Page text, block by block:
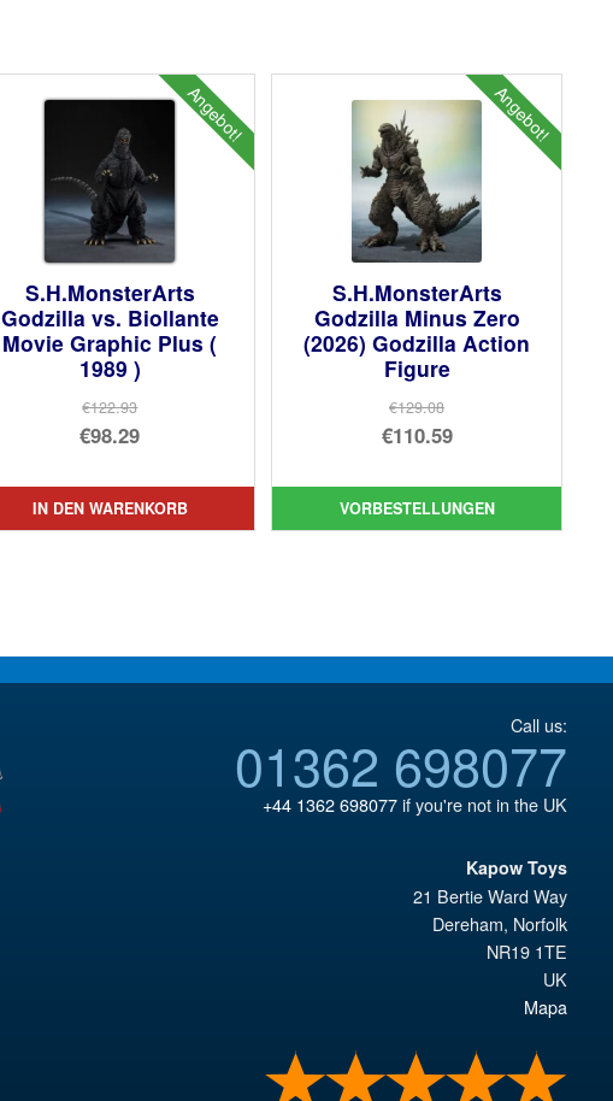
Angebot!
S.H.MonsterArts
Godzilla vs. Biollante
Movie Graphic Plus (
1989 )
€122.93
Ursprünglicher
war:
€122.93
€98.29
Preis
ist:
IN DEN WARENKORB
Angebot!
S.H.MonsterArts
Godzilla Minus Zero
(2026) Godzilla Action
Figure
€129.08
Ursprünglicher
war:
€129.08
€110.59
Preis
ist:
VORBESTELLUNGEN
Call us:
01362 698077
+44 1362 698077if you're not in the UK
Kapow Toys
21 Bertie Ward Way
Dereham, Norfolk
NR19 1TE
UK
Mapa